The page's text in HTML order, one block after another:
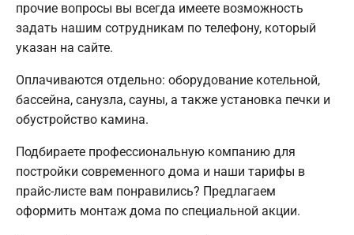
прочие вопросы вы всегда имеете возможность
задать нашим сотрудникам по телефону, который
указан на сайте.
Оплачиваются отдельно: оборудование котельной,
бассейна, санузла, сауны, а также установка печки и
обустройство камина.
Подбираете профессиональную компанию для
постройки современного дома и наши тарифы в
прайс-листе вам понравились? Предлагаем
оформить монтаж дома по специальной акции.